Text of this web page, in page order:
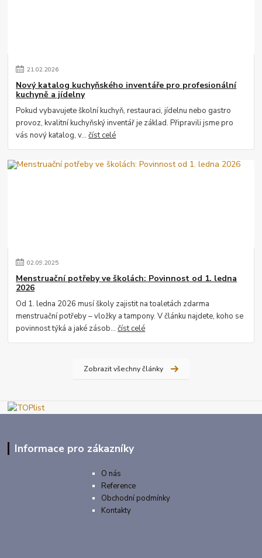
21.02.2026
Nový katalog kuchyňského inventáře pro profesionální
kuchyně a jídelny
Pokud vybavujete školní kuchyň, restauraci, jídelnu nebo gastro
provoz, kvalitní kuchyňský inventář je základ. Připravili jsme pro
vás nový katalog, v...číst celé
02.09.2025
Menstruační potřeby ve školách: Povinnost od 1. ledna
2026
Od 1. ledna 2026 musí školy zajistit na toaletách zdarma
menstruační potřeby – vložky a tampony. V článku najdete, koho se
povinnost týká a jaké zásob...číst celé
Zobrazit všechny články
Informace pro zákazníky
O nás
Reference
Obchodní podmínky
Kontakty